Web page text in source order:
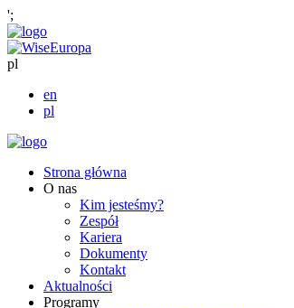
';
pl
en
pl
Strona główna
O nas
Kim jesteśmy?
Zespół
Kariera
Dokumenty
Kontakt
Aktualności
Programy